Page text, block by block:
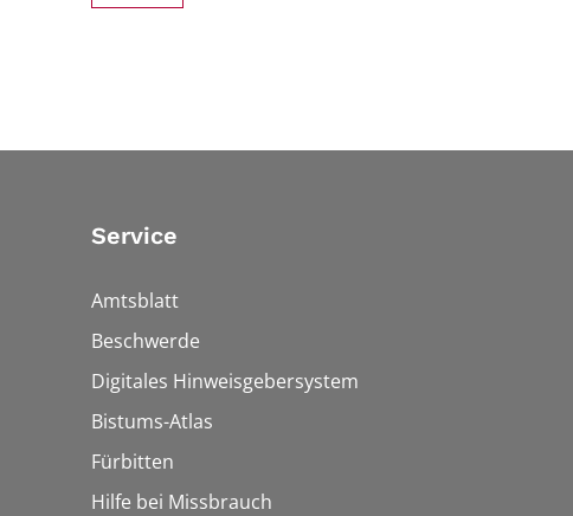
Service
Amtsblatt
Beschwerde
Digitales Hinweisgebersystem
Bistums-Atlas
Fürbitten
Hilfe bei Missbrauch